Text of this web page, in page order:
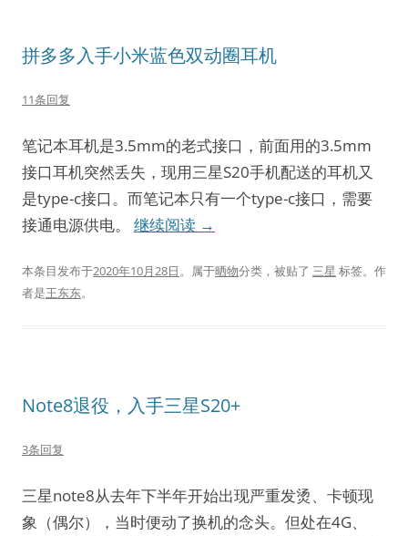
拼多多入手小米蓝色双动圈耳机
11条回复
笔记本耳机是3.5mm的老式接口，前面用的3.5mm
接口耳机突然丢失，现用三星S20手机配送的耳机又
是type-c接口。而笔记本只有一个type-c接口，需要
接通电源供电。 继续阅读 →
本条目发布于2020年10月28日。属于晒物分类，被贴了 三星 标签。 作
者是王东东。
Note8退役，入手三星S20+
3条回复
三星note8从去年下半年开始出现严重发烫、卡顿现
象（偶尔），当时便动了换机的念头。但处在4G、